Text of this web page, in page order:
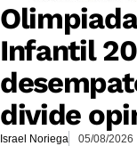
Infantil
divide
Israel Noriega 05/08/2026